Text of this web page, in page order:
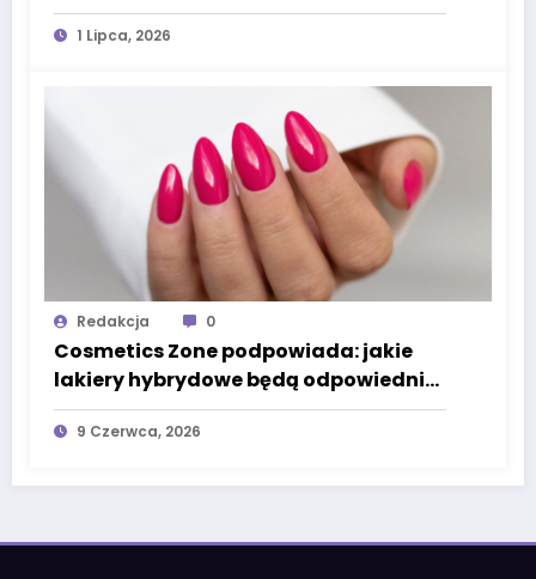
1 Lipca, 2026
Redakcja 0
Cosmetics Zone podpowiada: jakie
lakiery hybrydowe będą odpowiednie
dla początkujących manicurzystek?
9 Czerwca, 2026